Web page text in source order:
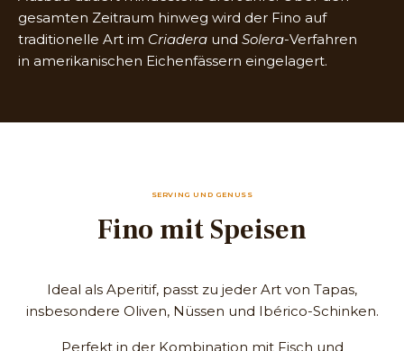
gesamten Zeitraum hinweg wird der Fino auf
traditionelle Art im Criadera und Solera-Verfahren
in amerikanischen Eichenfässern eingelagert.
SERVING UND GENUSS
Fino mit Speisen
Ideal als Aperitif, passt zu jeder Art von Tapas,
insbesondere Oliven, Nüssen und Ibérico-Schinken.
Perfekt in der Kombination mit Fisch und